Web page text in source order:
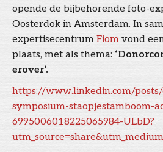
opende de bijbehorende foto-
Oosterdok in Amsterdam. In
expertisecentrum Fiom vond
plaats, met als thema:
erover’.
https://www.linkedin.com/
symposium-staopjestamboom-
6995006018225065984-ULbD?